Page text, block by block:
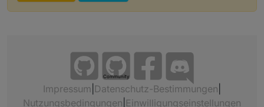
Community
Impressum Datenschutz-Bestimmungen
Nutzungsbedingungen Einwilligungseinstellungen